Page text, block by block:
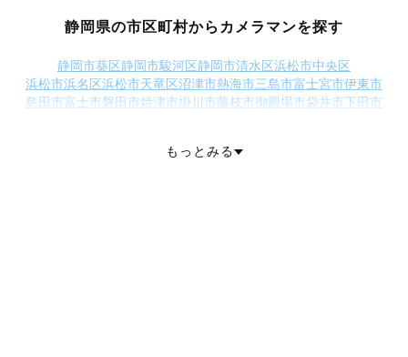
静岡県の市区町村からカメラマンを探す
静岡市葵区静岡市駿河区静岡市清水区浜松市中央区
浜松市浜名区浜松市天竜区沼津市熱海市三島市富士宮市伊東市
島田市富士市磐田市焼津市掛川市藤枝市御殿場市袋井市下田市
田方郡函南町駿東郡清水町
もっとみる